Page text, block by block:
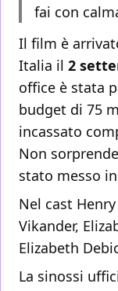
fai con
Il film è
Italia il 2
office è stata
budget di 75
incassato
Non
stato messo
Nel cast
Vikander,
Elizabeth
La sinossi